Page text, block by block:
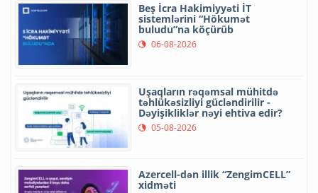
Beş İcra Hakimiyyəti İT
sistemlərini “Hökumət
buludu”na köçürüb
06-08-2026
Uşaqların rəqəmsal mühitdə
təhlükəsizliyi gücləndirilir -
Dəyişikliklər nəyi ehtiva edir?
05-08-2026
Azercell-dən illik “ZengimCELL”
xidməti